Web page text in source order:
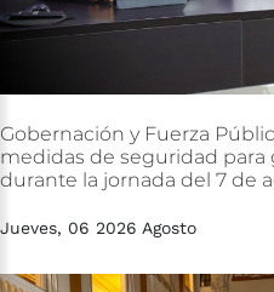
Gobernación y Fuerza
medidas de seguridad para
durante la jornada del 7 de
Jueves, 06 2026 Agosto